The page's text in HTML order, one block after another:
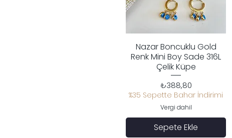
Hızlı Bakış
Nazar Boncuklu Gold
Renk Mini Boy Sade 316L
Çelik Küpe
Fiyat
₺388,80
%35 Sepette Bahar İndirimi
Vergi dahil
Sepete Ekle